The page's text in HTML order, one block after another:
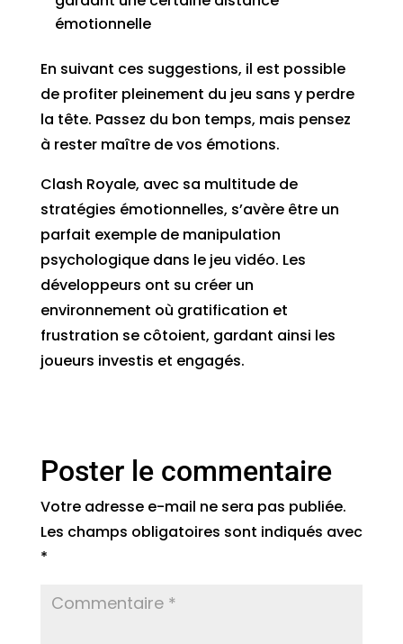
émotionnelle
En suivant ces suggestions, il est possible
de profiter pleinement du jeu sans y perdre
la tête. Passez du bon temps, mais pensez
à rester maître de vos émotions.
Clash Royale, avec sa multitude de
stratégies émotionnelles, s’avère être un
parfait exemple de manipulation
psychologique dans le jeu vidéo. Les
développeurs ont su créer un
environnement où gratification et
frustration se côtoient, gardant ainsi les
joueurs investis et engagés.
Poster le commentaire
Votre adresse e-mail ne sera pas publiée.
Les champs obligatoires sont indiqués avec
*